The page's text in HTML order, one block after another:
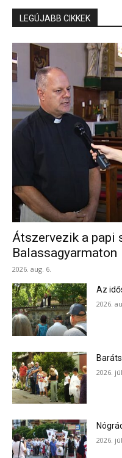
LEGÚJABB CIKKEK
Átszervezik a papi
Balassagyarmaton
2026. aug. 6.
Az
2026.
2026.
2026.